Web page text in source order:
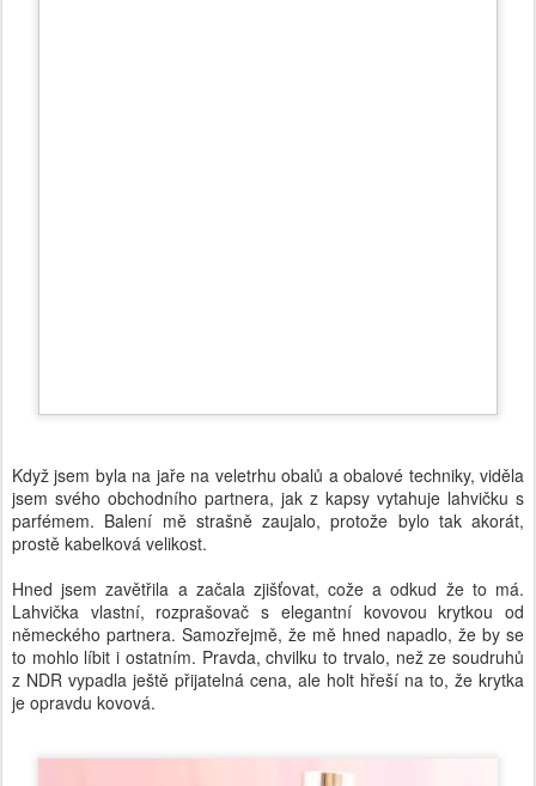
parfémem. Balení mě strašně zaujalo, protože bylo tak akorát,
Hned jsem zavětřila a začala zjišťovat, cože a odkud že to má.
Lahvička vlastní, rozprašovač s elegantní kovovou krytkou od
německého partnera. Samozřejmě, že mě hned napadlo, že by se
to mohlo líbit i ostatním. Pravda, chvilku to trvalo, než ze soudruhů
je opravdu kovová.